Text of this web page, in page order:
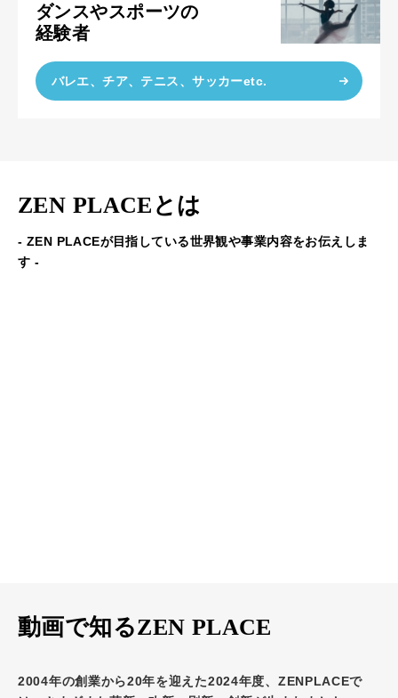
ダンスやスポーツの
経験者
バレエ、チア、テニス、サッカーetc.
ZEN PLACEとは
- ZEN PLACEが目指している世界観や事業内容をお伝えしま
す -
動画で知るZEN PLACE
2004年の創業から20年を迎えた2024年度、ZENPLACEで